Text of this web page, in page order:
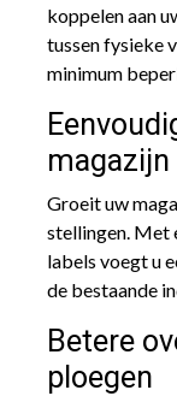
koppelen aan
tussen fysieke
minimum
magazijn
Groeit uw
stellingen. Met
labels voegt u
de bestaande
Betere
ploegen